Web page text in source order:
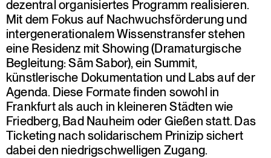
dezentral organisiertes Programm realisieren.
Mit dem Fokus auf Nachwuchsförderung und
intergenerationalem Wissenstransfer stehen
eine Residenz mit Showing (Dramaturgische
Begleitung: Sām Sabor), ein Summit,
künstlerische Dokumentation und Labs auf der
Agenda. Diese Formate finden sowohl in
Frankfurt als auch in kleineren Städten wie
Friedberg, Bad Nauheim oder Gießen statt. Das
Ticketing nach solidarischem Prinizip sichert
dabei den niedrigschwelligen Zugang.